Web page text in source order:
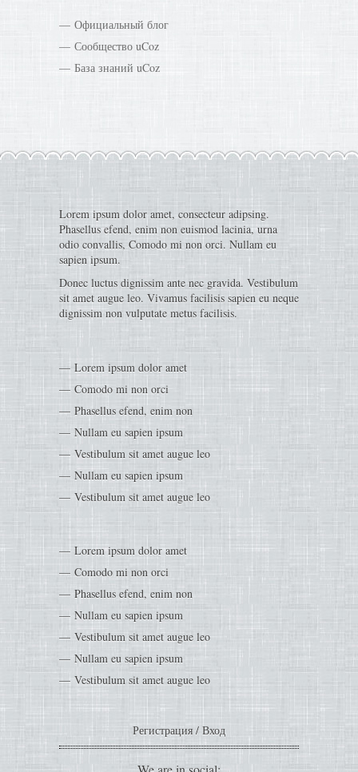
Официальный блог
Сообщество uCoz
База знаний uCoz
Lorem ipsum dolor amet, consecteur adipsing.
Phasellus efend, enim non euismod lacinia, urna
odio convallis, Comodo mi non orci. Nullam eu
sapien ipsum.
Donec luctus dignissim ante nec gravida. Vestibulum
sit amet augue leo. Vivamus facilisis sapien eu neque
dignissim non vulputate metus facilisis.
Lorem ipsum dolor amet
Comodo mi non orci
Phasellus efend, enim non
Nullam eu sapien ipsum
Vestibulum sit amet augue leo
Nullam eu sapien ipsum
Vestibulum sit amet augue leo
Lorem ipsum dolor amet
Comodo mi non orci
Phasellus efend, enim non
Nullam eu sapien ipsum
Vestibulum sit amet augue leo
Nullam eu sapien ipsum
Vestibulum sit amet augue leo
Регистрация/ Вход